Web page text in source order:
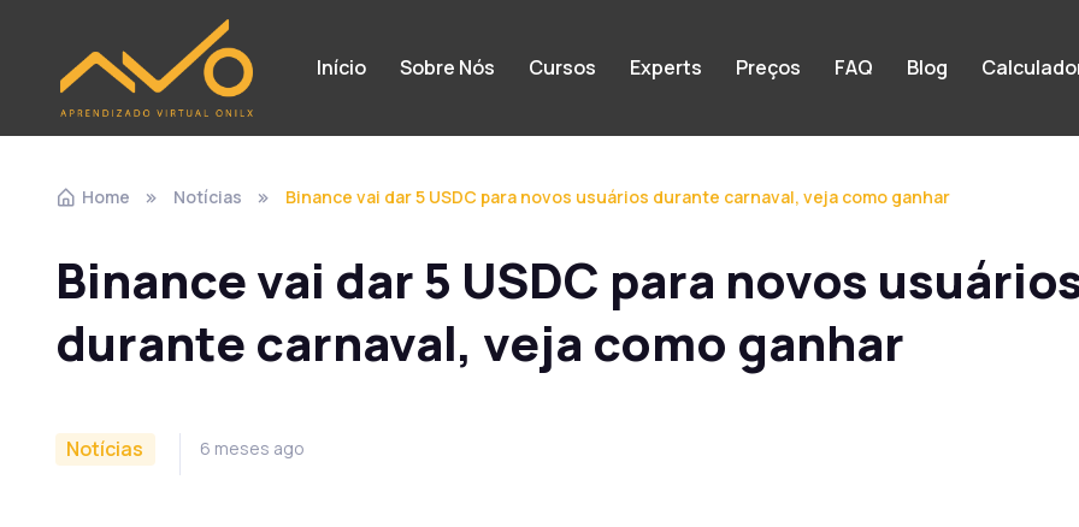
Início Sobre Nós Cursos Experts Preços FAQ Blog
Home Notícias Binance vai dar 5 USDC para novos usuários durante carnaval, veja como ganhar
Binance vai dar 5 USDC para novos
durante carnaval, veja como ganhar
Notícias 6 meses ago